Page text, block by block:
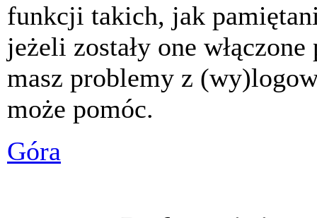
funkcji takich, jak
jeżeli zostały one
masz problemy z
może pomóc.
Góra